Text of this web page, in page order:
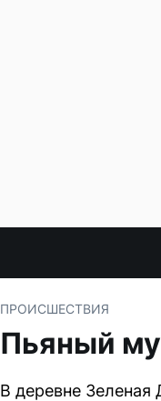
ПРОИСШЕСТВИЯ
Пьяный
В деревне